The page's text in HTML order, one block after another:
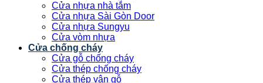
Cửa nhựa nhà tắm
Cửa nhựa Sài Gòn Door
Cửa nhựa Sungyu
Cửa vòm nhựa
Cửa chống cháy
Cửa gỗ chống cháy
Cửa thép chống cháy
Cửa thép vân gỗ